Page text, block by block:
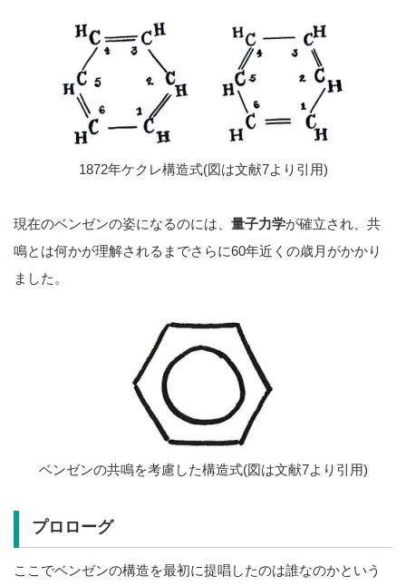
1872年ケクレ構造式(図は文献7より引用)
現在のベンゼンの姿になるのには、 量子力学が確立され、共
鳴とは何かが理解されるまでさらに60年近くの歳月がかかり
ました。
ベンゼンの共鳴を考慮した構造式(図は文献7より引用)
プロローグ
ここでベンゼンの構造を最初に提唱したのは誰なのかという